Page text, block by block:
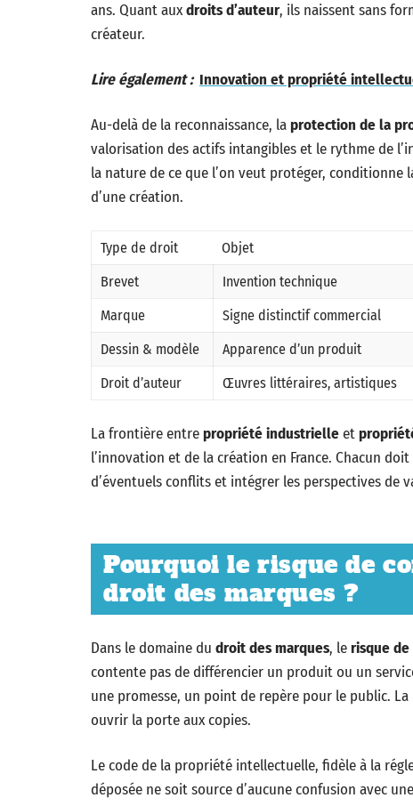
ans. Quant auxdroits d’auteur, ils naissent sans
créateur.
Lire également : Innovation et propriété
Au-delà de la reconnaissance, laprotection de la
valorisation des actifs intangibles et le rythme de
la nature de ce que l’on veut protéger,
d’une création.
Type de droit Objet
Brevet
Invention technique
Marque
Signe distinctif commercial
Dessin & modèle
Apparence d’un produit
Droit d’auteur
Œuvres littéraires, artistiques
La frontière entrepropriété industrielleet
l’innovation et de la création en France. Chacun
d’éventuels conflits et intégrer les perspectives de
Pourquoi le risque de
droit des marques ?
Dans le domaine du droit des marques, lerisque
contente pas de différencier un produit ou un
une promesse, un point de repère pour le public.
ouvrir la porte aux copies.
Le code de la propriété intellectuelle, fidèle à la
déposée ne soit source d’aucune confusion avec